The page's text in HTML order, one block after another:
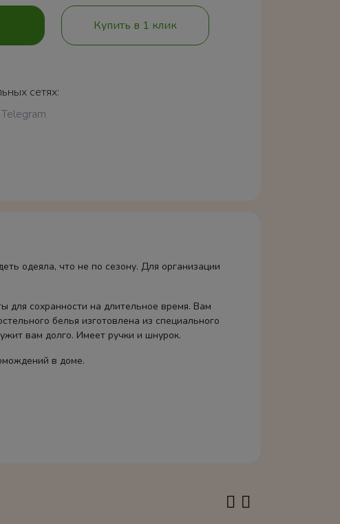
Купить в 1 клик
сетях:
Telegram
одеяла, что не по сезону. Для организации
для сохранности на длительное время. Вам
белья изготовлена из специального
вам долго. Имеет ручки и шнурок.
в доме.